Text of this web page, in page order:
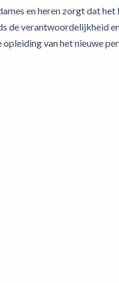
en heren zorgt dat
de verantwoordelijkheid
van het nieuwe